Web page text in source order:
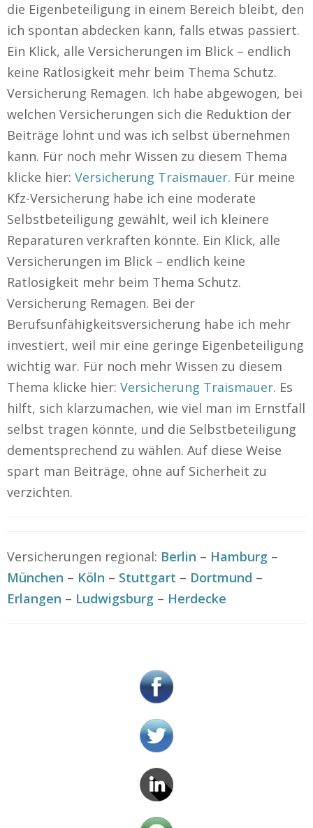
die Eigenbeteiligung in einem Bereich bleibt, den
ich spontan abdecken kann, falls etwas passiert.
Ein Klick, alle Versicherungen im Blick – endlich
keine Ratlosigkeit mehr beim Thema Schutz.
Versicherung Remagen. Ich habe abgewogen, bei
welchen Versicherungen sich die Reduktion der
Beiträge lohnt und was ich selbst übernehmen
kann. Für noch mehr Wissen zu diesem Thema
klicke hier: Versicherung Traismauer. Für meine
Kfz-Versicherung habe ich eine moderate
Selbstbeteiligung gewählt, weil ich kleinere
Reparaturen verkraften könnte. Ein Klick, alle
Versicherungen im Blick – endlich keine
Ratlosigkeit mehr beim Thema Schutz.
Versicherung Remagen. Bei der
Berufsunfähigkeitsversicherung habe ich mehr
investiert, weil mir eine geringe Eigenbeteiligung
wichtig war. Für noch mehr Wissen zu diesem
Thema klicke hier: Versicherung Traismauer. Es
hilft, sich klarzumachen, wie viel man im Ernstfall
selbst tragen könnte, und die Selbstbeteiligung
dementsprechend zu wählen. Auf diese Weise
spart man Beiträge, ohne auf Sicherheit zu
verzichten.
Versicherungen regional: Berlin – Hamburg –
München – Köln – Stuttgart – Dortmund –
Erlangen – Ludwigsburg – Herdecke